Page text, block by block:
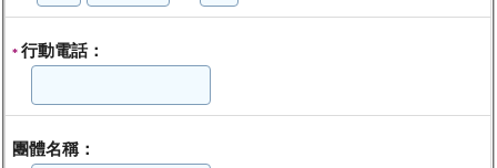
*行動電話：
團體名稱：